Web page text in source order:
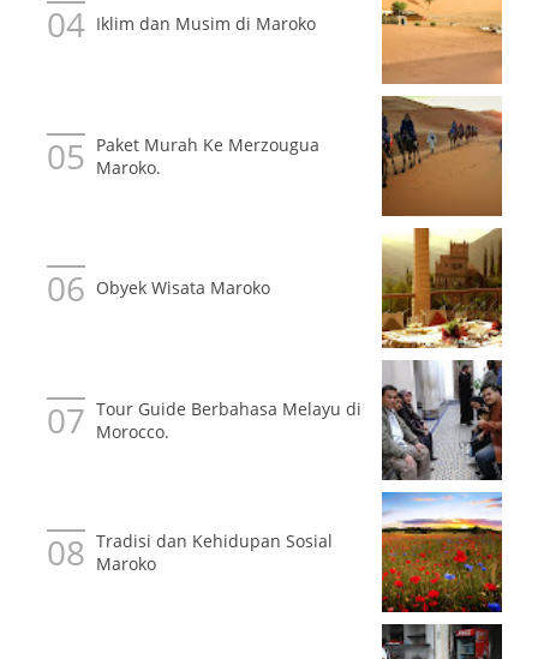
Iklim dan Musim di Maroko
Paket Murah Ke Merzougua
Maroko.
Obyek Wisata Maroko
Tour Guide Berbahasa Melayu di
Morocco.
Tradisi dan Kehidupan Sosial
Maroko